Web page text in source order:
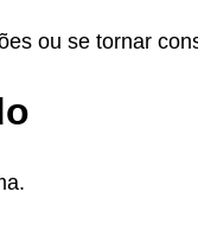
ou se tornar